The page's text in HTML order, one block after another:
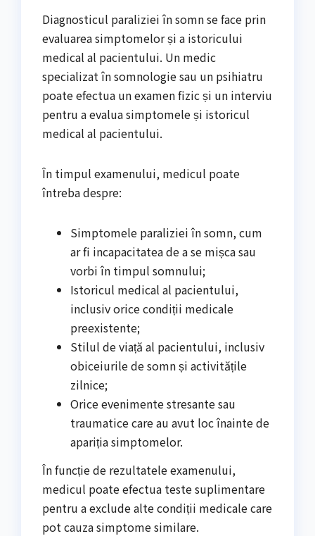
Diagnosticul paraliziei în somn se face prin
evaluarea simptomelor și a istoricului
medical al pacientului. Un medic
specializat în somnologie sau un psihiatru
poate efectua un examen fizic și un interviu
pentru a evalua simptomele și istoricul
medical al pacientului.
În timpul examenului, medicul poate
întreba despre:
Simptomele paraliziei în somn, cum
ar fi incapacitatea de a se mișca sau
vorbi în timpul somnului;
Istoricul medical al pacientului,
inclusiv orice condiții medicale
preexistente;
Stilul de viață al pacientului, inclusiv
obiceiurile de somn și activitățile
zilnice;
Orice evenimente stresante sau
traumatice care au avut loc înainte de
apariția simptomelor.
În funcție de rezultatele examenului,
medicul poate efectua teste suplimentare
pentru a exclude alte condiții medicale care
pot cauza simptome similare.